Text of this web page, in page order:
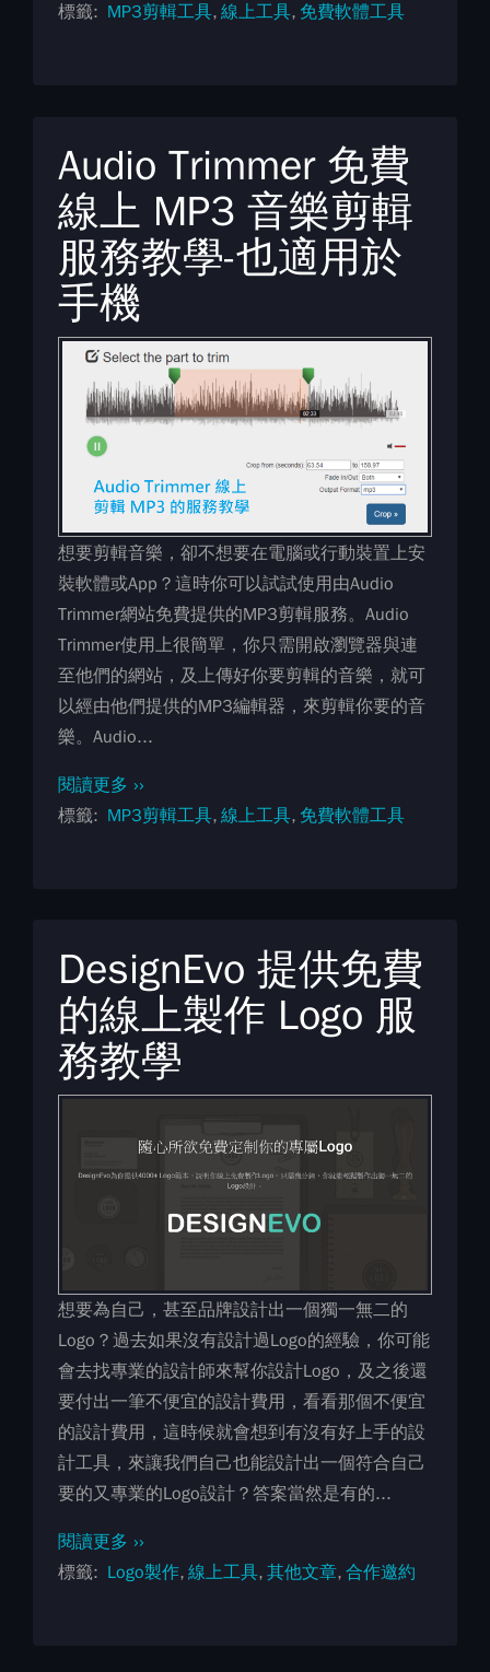
標籤
MP3剪輯工具 線上工具 免費軟體工具
Audio Trimmer 免費
線上 MP3 音樂剪輯
服務教學-也適用於
手機
想要剪輯音樂，卻不想要在電腦或行動裝置上安
裝軟體或App？這時你可以試試使用由Audio
Trimmer網站免費提供的MP3剪輯服務。Audio
Trimmer使用上很簡單，你只需開啟瀏覽器與連
至他們的網站，及上傳好你要剪輯的音樂，就可
以經由他們提供的MP3編輯器，來剪輯你要的音
樂。Audio...
閱讀更多 ››
標籤
MP3剪輯工具 線上工具 免費軟體工具
DesignEvo 提供免費
的線上製作 Logo 服
務教學
想要為自己，甚至品牌設計出一個獨一無二的
Logo？過去如果沒有設計過Logo的經驗，你可能
會去找專業的設計師來幫你設計Logo，及之後還
要付出一筆不便宜的設計費用，看看那個不便宜
的設計費用，這時候就會想到有沒有好上手的設
計工具，來讓我們自己也能設計出一個符合自己
要的又專業的Logo設計？答案當然是有的...
閱讀更多 ››
標籤
Logo製作 線上工具 其他文章 合作邀約